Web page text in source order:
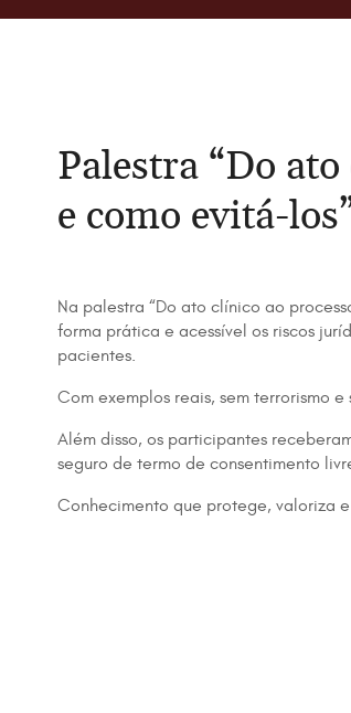
Palestra “Do
e como evitá-
Na palestra “Do ato clínico ao
forma prática e acessível os riscos
pacientes.
Com exemplos reais, sem terrorismo
Além disso, os participantes
seguro de termo de consentimento
Conhecimento que protege, valoriza